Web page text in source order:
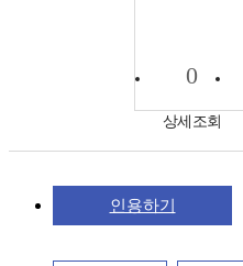
0
상세조회
인용하기